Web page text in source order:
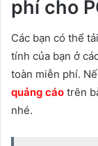
phí cho
Các bạn có thể
tính của bạn ở
toàn miễn phí.
quảng cáo trên
nhé.